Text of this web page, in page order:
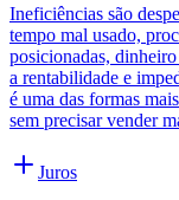
Ineficiências são
tempo mal usado,
posicionadas,
a rentabilidade e
é uma das formas
sem precisar vender
Juros